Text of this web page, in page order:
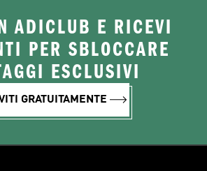
ADICLUB E RICEVI
PER SBLOCCARE
ESCLUSIVI
GRATUITAMENTE